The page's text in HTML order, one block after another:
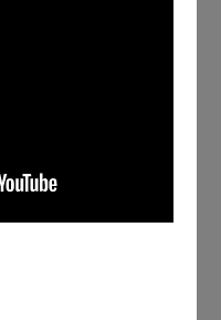
工廠
力培養專業劇場人才、落
文環境，
台灣各個角落。
在這片土地上，呈現每個
溫熱的淚與汗化為生命之